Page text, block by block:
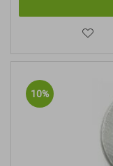
10%